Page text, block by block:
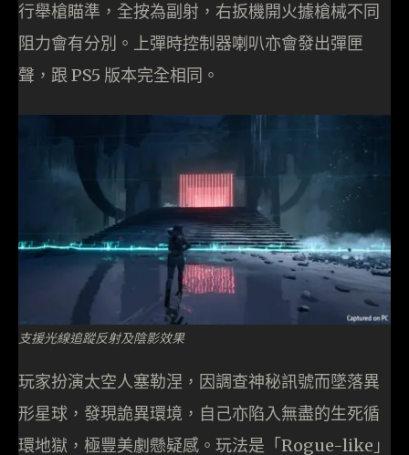
行舉槍瞄準，全按為副射，右扳機開火據槍械不同
阻力會有分別。上彈時控制器喇叭亦會發出彈匣
聲，跟 PS5 版本完全相同。
支援光線追蹤反射及陰影效果
玩家扮演太空人塞勒涅，因調查神秘訊號而墜落異
形星球，發現詭異環境，自己亦陷入無盡的生死循
環地獄，極豐美劇懸疑感。玩法是「Rogue-like」